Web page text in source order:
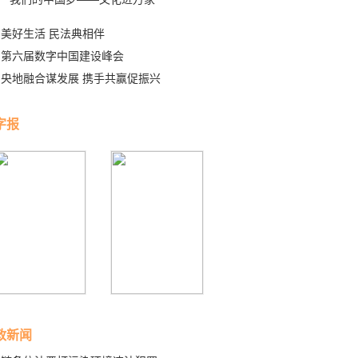
美好生活 民法典相伴
第六届数字中国建设峰会
央地融合谋发展 携手共赢促振兴
报
新闻